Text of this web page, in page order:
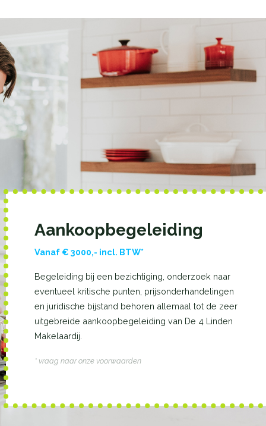
Aankoopbegeleiding
Vanaf € 3000,- incl. BTW*
Begeleiding bij een bezichtiging, onderzoek naar
eventueel kritische punten, prijsonderhandelingen
en juridische bijstand behoren allemaal tot de zeer
uitgebreide aankoopbegeleiding van De 4 Linden
Makelaardij.
* vraag naar onze voorwaarden